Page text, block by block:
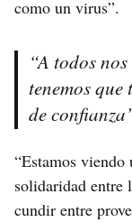
como un virus”.
“A todos
tenemos
de
“Estamos viendo
solidaridad entre
cundir entre